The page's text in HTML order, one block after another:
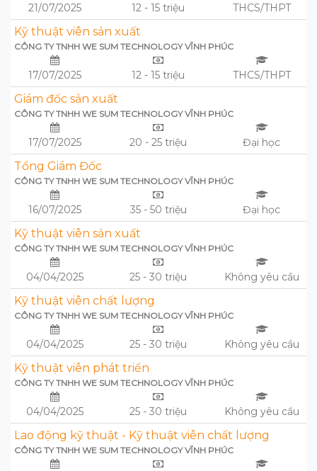
21/07/2025 12 - 15 triệu THCS/THPT
Kỹ thuật viên sản xuất
CÔNG TY TNHH WE SUM TECHNOLOGY VĨNH PHÚC
17/07/2025 12 - 15 triệu THCS/THPT
Giám đốc sản xuất
CÔNG TY TNHH WE SUM TECHNOLOGY VĨNH PHÚC
17/07/2025 20 - 25 triệu Đại học
Tổng Giám Đốc
CÔNG TY TNHH WE SUM TECHNOLOGY VĨNH PHÚC
16/07/2025 35 - 50 triệu Đại học
Kỹ thuật viên sản xuất
CÔNG TY TNHH WE SUM TECHNOLOGY VĨNH PHÚC
04/04/2025 25 - 30 triệu Không yêu cầu
Kỹ thuật viên chất lượng
CÔNG TY TNHH WE SUM TECHNOLOGY VĨNH PHÚC
04/04/2025 25 - 30 triệu Không yêu cầu
Kỹ thuật viên phát triển
CÔNG TY TNHH WE SUM TECHNOLOGY VĨNH PHÚC
04/04/2025 25 - 30 triệu Không yêu cầu
Lao động kỹ thuật - Kỹ thuật viên chất lượng
CÔNG TY TNHH WE SUM TECHNOLOGY VĨNH PHÚC